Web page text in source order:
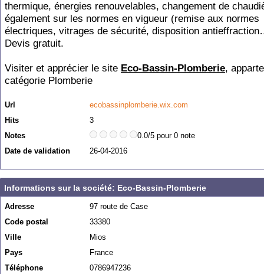
thermique, énergies renouvelables, changement de
également sur les normes en vigueur (remise aux normes
électriques, vitrages de sécurité, disposition
Devis gratuit.
Visiter et apprécier le site Eco-Bassin-Plomberie,
catégorie Plomberie
Url
ecobassinplomberie.wix.com
Hits
3
Notes
0.0/5 pour 0 note
Date de validation
26-04-2016
Informations sur la société: Eco-Bassin-Plomberie
Adresse
97 route de Case
Code postal
33380
Ville
Mios
Pays
France
Téléphone
0786947236